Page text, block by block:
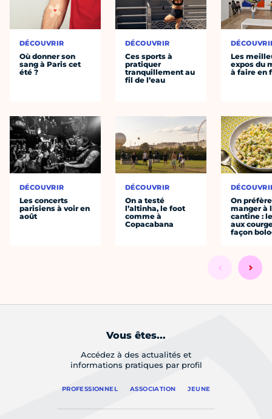
DÉCOUVRIR
Où donner son
sang à Paris cet
été ?
DÉCOUVRIR
Les concerts
parisiens à voir en
août
DÉCOUVRIR
Ces sports à
pratiquer
tranquillement au
fil de l’eau
DÉCOUVRIR
On a testé
l’altinha, le foot
comme à
Copacabana
Les
expos du
à faire en
On préfère
manger à
cantine :
aux
façon
Vous êtes...
Accédez à des actualités et
informations pratiques par profil
PROFESSIONNEL ASSOCIATION JEUNE